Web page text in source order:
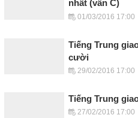
nhất (vần C)
01/03/2016 17:00
Tiếng Trung
cười
29/02/2016 17:00
Tiếng Trung
27/02/2016 17:00